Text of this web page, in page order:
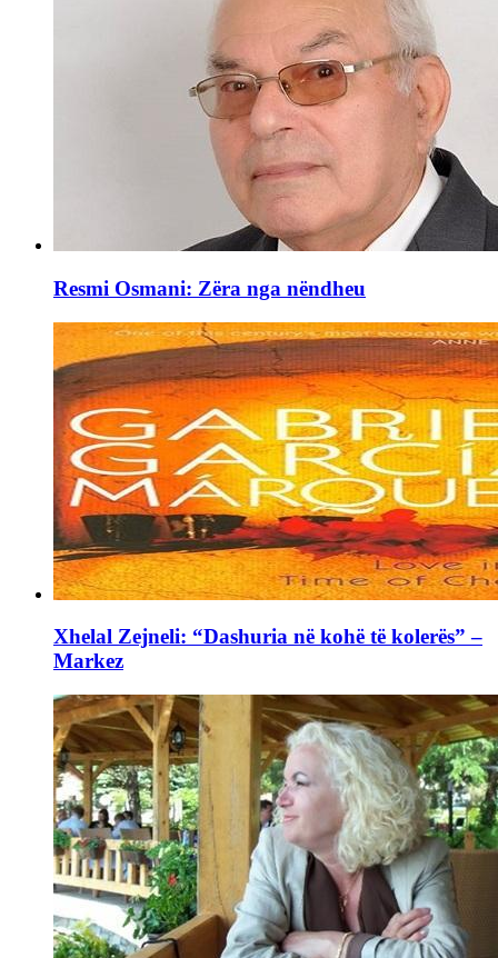
Resmi Osmani: Zëra nga nëndheu
Xhelal Zejneli: “Dashuria në kohë të kolerës” –
Markez